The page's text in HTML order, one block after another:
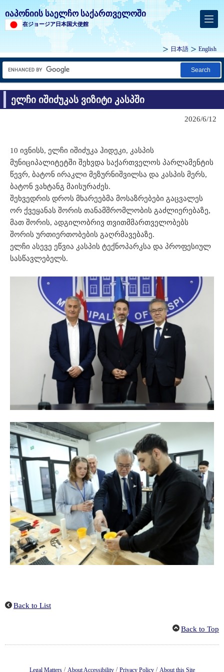
იაპონიის საელჩო საქართველოში
在ジョージア日本国大使館
日本語 English
Search
ელჩი იშიძუკას ვიზიტი კასპში
2026/6/12
10 ივნისს, ელჩი იშიძუკა ჰიდეკი, კასპის
მუნიციპალიტეტში შეხვდა საქართველოს პარლამენტის
წევრ, ბატონ ირაკლი მეზურნიშვილსა და კასპის მერს,
ბატონ ვახტანგ მაისურაძეს.
შეხვედრის დროს მხარეებმა მოსაზრებები გაცვალეს
ორ ქვეყანას შორის თანამშრომლობის გაძლიერებაზე,
მათ შორის, ადგილობრივ თვითმმართველობებს
შორის ურთიერთობების გაღრმავებაზე.
ელჩი ასევე ეწვია კასპის ტექნოპარკსა და პროფესიულ
სასწავლებელს.
Back to List
Back to Top
Legal Matters / About Accessibility / Privacy Policy / About this Site